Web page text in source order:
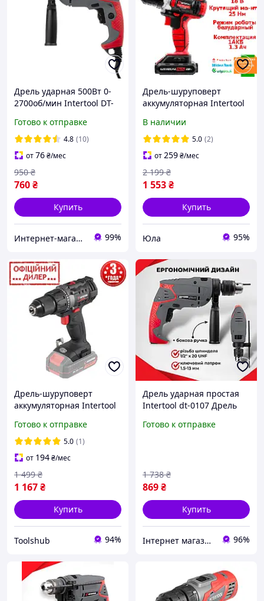
Дрель ударная 500Вт 0-
2700об/мин Intertool DT-
Готово к отправке
4.8 (10)
от76₴/мес
760₴
950 ₴
Купить
Интернет-магазин "Willoas" 99%
Дрель-шуруповерт
аккумуляторная Intertool
двухскоростной)
В наличии
5.0 (2)
от259₴/мес
1 553₴
2 199 ₴
Купить
Юла 95%
Дрель-шуруповерт
аккумуляторная Intertool
0-450/0-1700 об/мин, 2-13
мм, без ЗУ и
Готово к отправке
5.0 (1)
от 194₴/мес
1 167₴
1 499 ₴
Купить
Toolshub 94%
Дрель ударная простая
Intertool dt-0107 Дрель
реверсом, Мощная
Готово к отправке
869₴
1 738 ₴
Купить
Інтернет магазин WOWShop 96%